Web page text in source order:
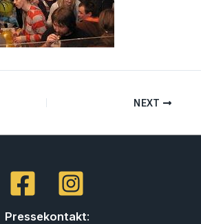
NEXT
Pressekontakt: